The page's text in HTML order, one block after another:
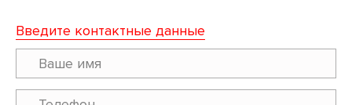
Введите контактные данные